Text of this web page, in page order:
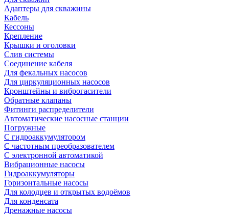
Адаптеры для скважины
Кабель
Кессоны
Крепление
Крышки и оголовки
Слив системы
Соединение кабеля
Для фекальных насосов
Для циркуляционных насосов
Кронштейны и виброгасители
Обратные клапаны
Фитинги распределители
Автоматические насосные станции
Погружные
С гидроаккумулятором
С частотным преобразователем
С электронной автоматикой
Вибрационные насосы
Гидроаккумуляторы
Горизонтальные насосы
Для колодцев и открытых водоёмов
Для конденсата
Дренажные насосы